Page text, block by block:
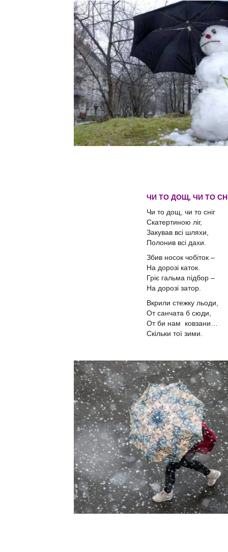
ЧИ ТО ДОЩ, ЧИ ТО
Чи то дощ, чи то сніг
Скатертиною ліг,
Закував всі шляхи,
Полонив всі дахи.
Збив носок чобіток –
На дорозі каток.
Гріє гальма підбор –
На дорозі затор.
Вкрили стежку льоди,
От санчата б сюди,
От би нам ковзани…
Скільки тої зими.